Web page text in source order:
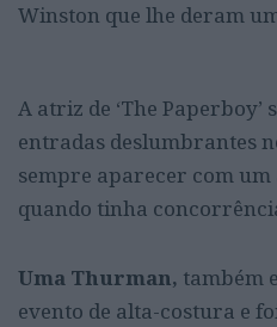
Winston que lhe deram
A atriz de ‘The Paperboy’
entradas deslumbrantes
sempre aparecer com um
quando tinha
Uma Thurman, também
evento de alta-costura e